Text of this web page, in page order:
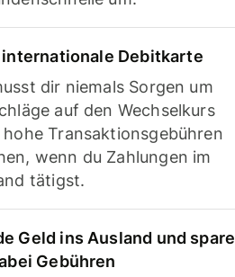
internationale Debitkarte
dir niemals Sorgen um
auf den Wechselkurs
hohe Transaktionsgebühren
wenn du Zahlungen im
tätigst.
Geld ins Ausland und spare
Gebühren